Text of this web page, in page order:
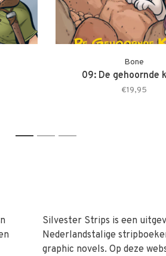
Bone
09: De gehoornde
€19,95
1 2 3
Silvester Strips is een
Nederlandstalige
graphic novels. Op deze